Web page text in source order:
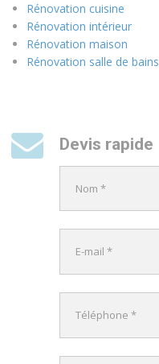
Rénovation cuisine
Rénovation intérieur
Rénovation maison
Rénovation salle de bains
Devis rapide